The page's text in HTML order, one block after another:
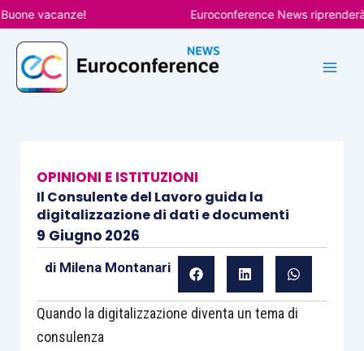
Vai
al
contenuto
vacanze! Euroconference News riprenderà
OPINIONI E ISTITUZIONI
Il Consulente del Lavoro guida la
digitalizzazione di dati e documenti
9 Giugno 2026
di Milena Montanari
Quando la digitalizzazione diventa un tema di
consulenza